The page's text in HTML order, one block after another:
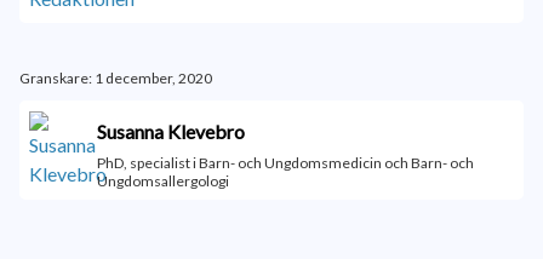
Granskare: 1 december, 2020
Susanna Klevebro
PhD, specialist i Barn- och Ungdomsmedicin och Barn- och
Ungdomsallergologi